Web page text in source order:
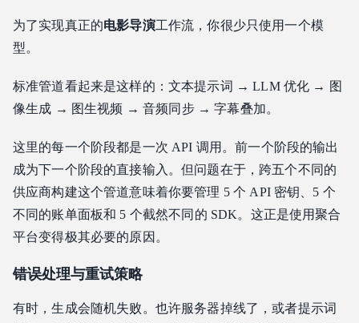
为了实现真正的电影导演工作流，你很少只使用一个模
型。
标准管道看起来是这样的：文本提示词 → LLM 优化 → 图
像生成 → 图生视频 → 音频同步 → 字幕叠加。
这里的每一个阶段都是一次 API 调用。前一个阶段的输出
成为下一个阶段的直接输入。但问题在于，跨五个不同的
供应商构建这个管道意味着你要管理 5 个 API 密钥、5 个
不同的账单面板和 5 个截然不同的 SDK。这正是使用聚合
平台变得极其必要的原因。
错误处理与重试策略
有时，生成会随机失败。也许服务器掉线了，或者提示词